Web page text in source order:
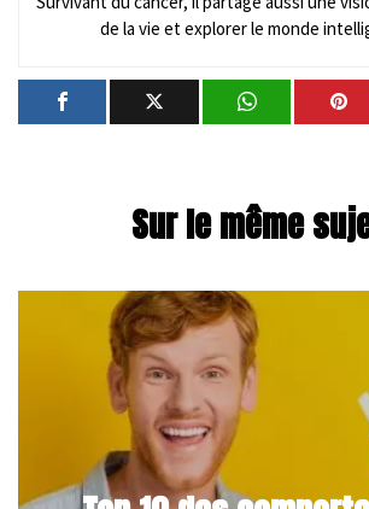
de la vie et explorer le monde
Sur le même